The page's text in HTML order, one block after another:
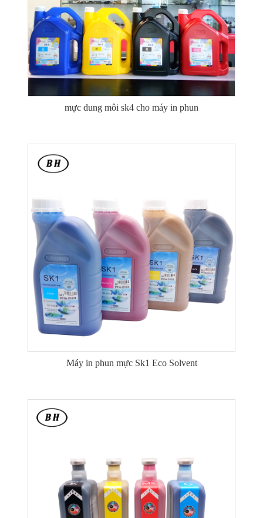
mực dung môi sk4 cho máy in phun
Máy in phun mực Sk1 Eco Solvent